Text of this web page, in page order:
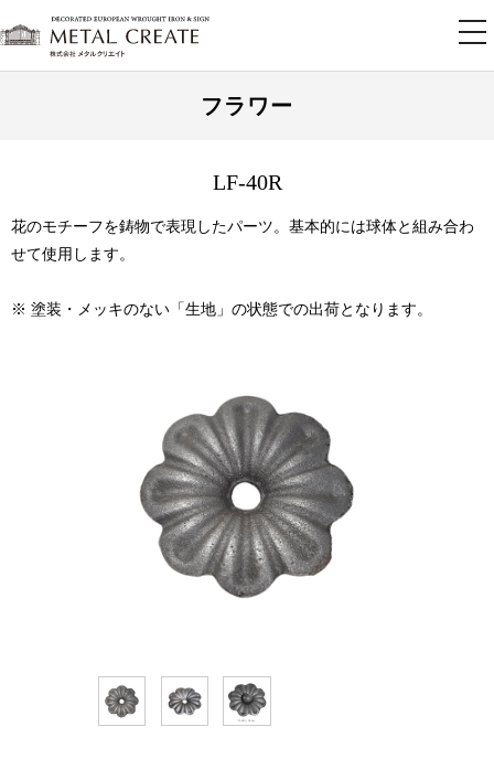
フラワー
LF-40R
花のモチーフを鋳物で表現したパーツ。基本的には球体と組み合わ
せて使用します。
※ 塗装・メッキのない「生地」の状態での出荷となります。